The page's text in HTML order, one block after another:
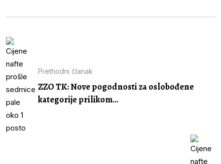
Prethodni članak
ZZO TK: Nove pogodnosti za oslobođene
kategorije prilikom...